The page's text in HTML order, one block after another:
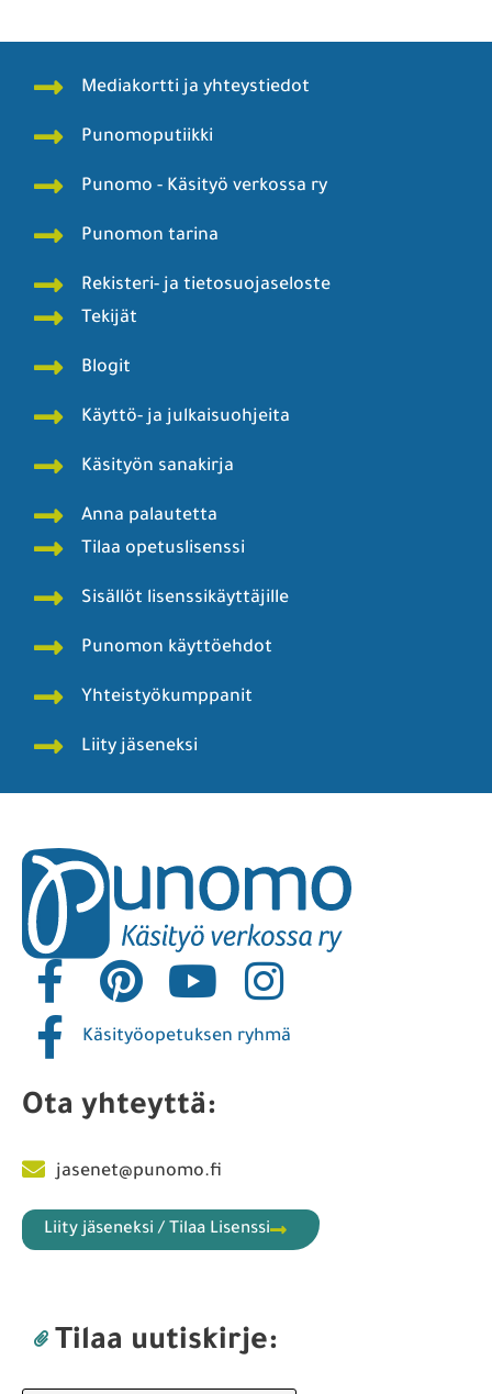
Mediakortti ja yhteystiedot
Punomoputiikki
Punomo - Käsityö verkossa ry
Punomon tarina
Rekisteri- ja tietosuojaseloste
Tekijät
Blogit
Käyttö- ja julkaisuohjeita
Käsityön sanakirja
Anna palautetta
Tilaa opetuslisenssi
Sisällöt lisenssikäyttäjille
Punomon käyttöehdot
Yhteistyökumppanit
Liity jäseneksi
Käsityöopetuksen ryhmä
Ota yhteyttä:
jasenet@punomo.fi
Liity jäseneksi / Tilaa Lisenssi
Tilaa uutiskirje: